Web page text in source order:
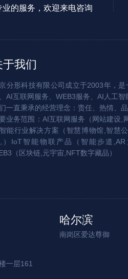
的服务，欢迎来电咨询
于我们
分形科技有限公司成立于2003年，
AI互联网服务、WEB3服务、AI人工
一直秉承的经营理念：责任、热情、
业务范围：AI互联网服务（网站建设,
能行业解决方案（智慧博物馆,智慧
）IoT智能物联产品（智能步道
（区块链,元宇宙,NFT数字藏品）
哈尔滨
南岗区爱达尊御
一层161